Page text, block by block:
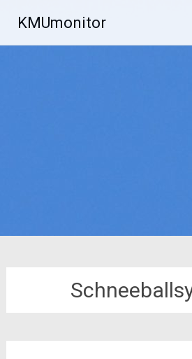
Inhalt
springen
KMUmonitor